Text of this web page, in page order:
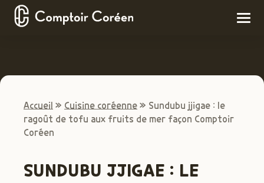
Accueil » Cuisine coréenne » Sundubu jjigae : le
ragoût de tofu aux fruits de mer façon Comptoir
Coréen
SUNDUBU JJIGAE : LE